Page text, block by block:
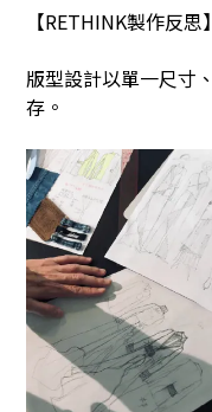
【RETHINK製作反思】
版型設計以單一尺寸
存。